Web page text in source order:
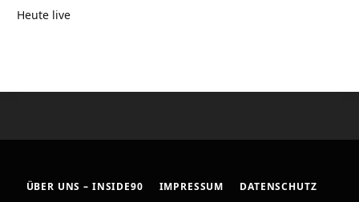
Heute live
ÜBER UNS – INSIDE90 IMPRESSUM DATENSCHUTZ